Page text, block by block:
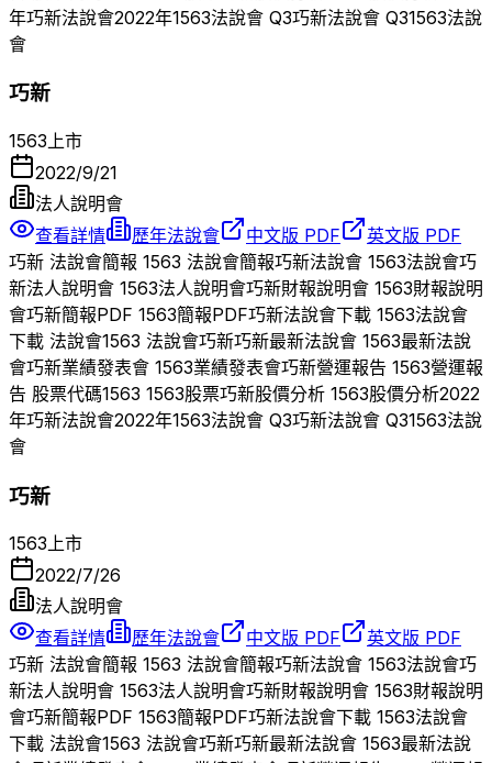
年巧新法說會2022年1563法說會 Q3巧新法說會 Q31563法說
會
巧新
1563上市
2022/9/21
法人說明會
查看詳情
歷年法說會 中文版 PDF
英文版 PDF
巧新 法說會簡報 1563 法說會簡報巧新法說會 1563法說會巧
新法人說明會 1563法人說明會巧新財報說明會 1563財報說明
會巧新簡報PDF 1563簡報PDF巧新法說會下載 1563法說會
下載 法說會1563 法說會巧新巧新最新法說會 1563最新法說
會巧新業績發表會 1563業績發表會巧新營運報告 1563營運報
告 股票代碼1563 1563股票巧新股價分析 1563股價分析2022
年巧新法說會2022年1563法說會 Q3巧新法說會 Q31563法說
會
巧新
1563上市
2022/7/26
法人說明會
查看詳情
歷年法說會 中文版 PDF
英文版 PDF
巧新 法說會簡報 1563 法說會簡報巧新法說會 1563法說會巧
新法人說明會 1563法人說明會巧新財報說明會 1563財報說明
會巧新簡報PDF 1563簡報PDF巧新法說會下載 1563法說會
下載 法說會1563 法說會巧新巧新最新法說會 1563最新法說